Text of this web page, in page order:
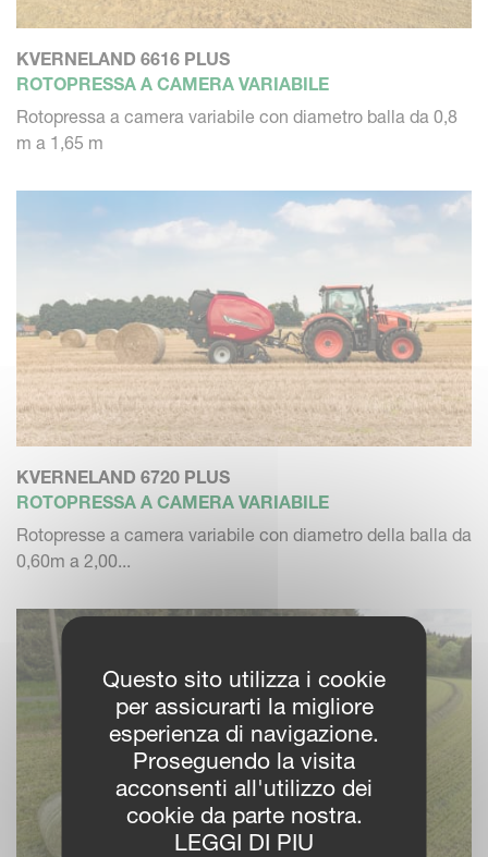
KVERNELAND 6616 PLUS
ROTOPRESSA A CAMERA VARIABILE
Rotopressa a camera variabile con diametro balla da 0,8
m a 1,65 m
KVERNELAND 6720 PLUS
ROTOPRESSA A CAMERA VARIABILE
Rotopresse a camera variabile con diametro della balla da
0,60m a 2,00...
Questo sito utilizza i cookie
per assicurarti la migliore
esperienza di navigazione.
Proseguendo la visita
acconsenti all'utilizzo dei
cookie da parte nostra.
LEGGI DI PIU